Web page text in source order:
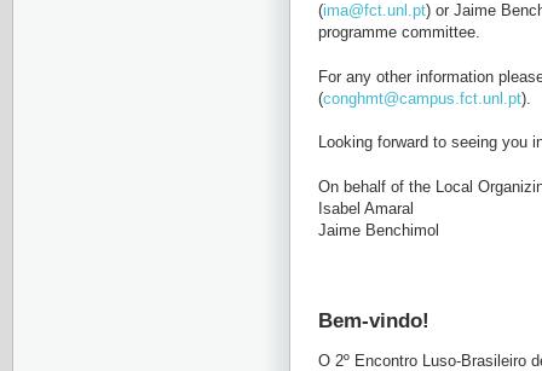
(ima@fct.unl.pt) or Jaime
programme committee.
For any other information
(conghmt@campus.fct.unl.pt).
Looking forward to seeing you
On behalf of the Local
Isabel Amaral
Jaime Benchimol
Bem-vindo!
O 2º Encontro Luso-Brasileiro